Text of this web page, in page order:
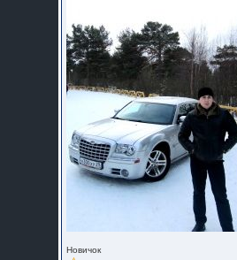
Новичок